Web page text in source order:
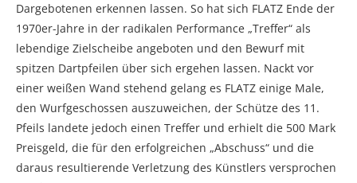
Dargebotenen erkennen lassen. So hat sich FLATZ Ende der
1970er-Jahre in der radikalen Performance „Treffer“ als
lebendige Zielscheibe angeboten und den Bewurf mit
spitzen Dartpfeilen über sich ergehen lassen. Nackt vor
einer weißen Wand stehend gelang es FLATZ einige Male,
den Wurfgeschossen auszuweichen, der Schütze des 11.
Pfeils landete jedoch einen Treffer und erhielt die 500 Mark
Preisgeld, die für den erfolgreichen „Abschuss“ und die
daraus resultierende Verletzung des Künstlers versprochen